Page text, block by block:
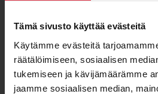
Tämä sivusto käyttää evästeitä
Käytämme evästeitä
räätälöimiseen, sosiaalisen
tukemiseen ja kävijämäärämme
jaamme sosiaalisen median,
Yhdenmukaisuusasiakirjat